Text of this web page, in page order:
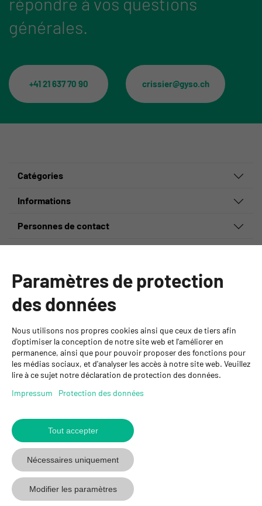
générales.
+41 21 637 70 90 crissier@gyso.ch
Catégories
Informations
Personnes de contact
Chemin de Closalet 20
1023 Crissier
+41 21 637 70 90
crissier@gyso.ch
www.gyso.ch
suivez
GYSO
sur
suivez
GYSO
sur
suivez
GYSO
sur
Retour
au
début
© 2026 GYSO SA
Code de
conduite
Protection des
données
Paramètres de protection
des données
Nous utilisons nos propres cookies ainsi que ceux de tiers afin
d'optimiser la conception de notre site web et l'améliorer en
permanence, ainsi que pour pouvoir proposer des fonctions pour
les médias sociaux, et d'analyser les accès à notre site web. Veuillez
lire à ce sujet notre déclaration de protection des données.
Impressum
Protection des données
Tout accepter
Nécessaires uniquement
Modifier les paramètres